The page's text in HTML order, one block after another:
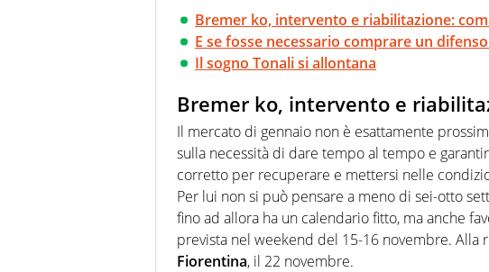
Bremer ko, intervento e riabilitazione:
E se fosse necessario comprare un
Il sogno Tonali si allontana
Bremer ko, intervento e
Il mercato di gennaio non è esattamente
sulla necessità di dare tempo al tempo e
corretto per recuperare e mettersi nelle
Per lui non si può pensare a meno di sei-otto
fino ad allora ha un calendario fitto, ma anche
prevista nel weekend del 15-16 novembre. Alla
Fiorentina, il 22 novembre.